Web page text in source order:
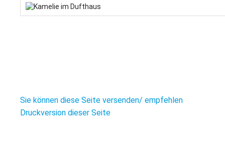
Sie können diese Seite versenden/ empfehlen
Druckversion dieser Seite